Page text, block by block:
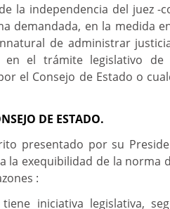
la independencia del juez -
demandada, en la medida
de administrar
en el trámite legislativo
el Consejo de Estado o
DE ESTADO.
presentado por su
la exequibilidad de la norma
:
iniciativa legislativa,